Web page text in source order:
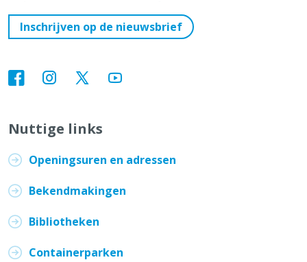
Inschrijven op de nieuwsbrief
Nuttige links
Openingsuren en adressen
Bekendmakingen
Bibliotheken
Containerparken